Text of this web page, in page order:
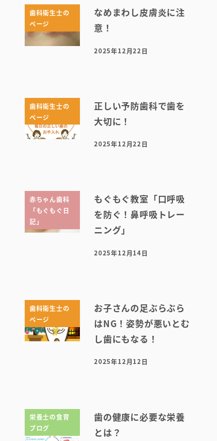
医院案内・アクセス
歯科衛生士の
ページ
なめまわし皮膚炎に注
意！
投稿日
2025年12月22日
歯科衛生士の
ページ
正しい予防歯科で歯を
大切に！
投稿日
2025年12月22日
赤ちゃん歯科
「もぐもぐ日
記」
もぐもぐ教室「口呼吸
を防ぐ！鼻呼吸トレー
ニング」
投稿日
2025年12月14日
歯科衛生士の
ページ
お子さんの足ぶらぶら
はNG！姿勢が悪いとむ
し歯にもなる！
投稿日
2025年12月12日
栄養士の食育
ブログ
歯の健康に必要な栄養
とは？